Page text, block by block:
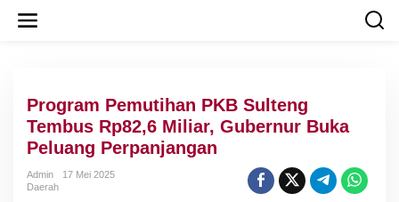
Program Pemutihan PKB Sulteng
Tembus Rp82,6 Miliar, Gubernur Buka
Peluang Perpanjangan
Admin
17 Mei 2025
Daerah